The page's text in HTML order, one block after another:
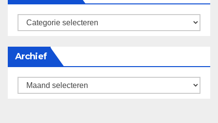
categorieën
Archief
Archief